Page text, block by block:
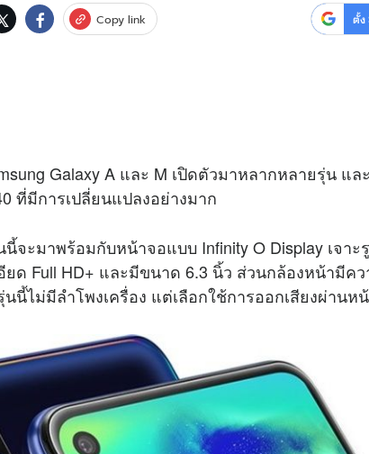
Copy link ตั้ง
Galaxy A และ M เปิดตัวมาหลากหลายรุ่น แ
ที่มีการเปลี่ยนแปลงอย่างมาก
จะมาพร้อมกับหน้าจอแบบ Infinity O Display เจา
ยด Full HD+ และมีขนาด 6.3 นิ้ว ส่วนกล้องหน้ามีค
นี้ไม่มีลำโพงเครื่อง แต่เลือกใช้การออกเสียงผ่านห